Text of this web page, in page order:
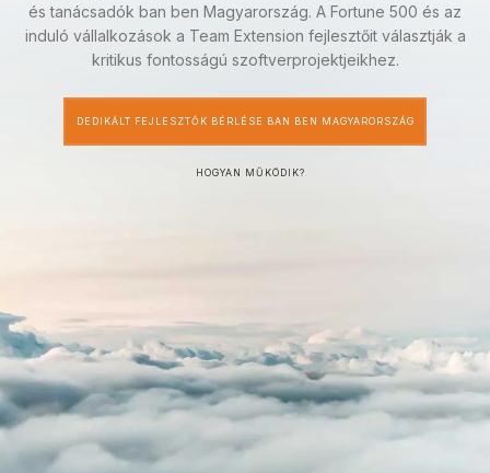
és tanácsadók ban ben Magyarország. A Fortune 500 és az
induló vállalkozások a Team Extension fejlesztőit választják a
kritikus fontosságú szoftverprojektjeikhez.
DEDIKÁLT FEJLESZTŐK BÉRLÉSE BAN BEN MAGYARORSZÁG
HOGYAN MŰKÖDIK?